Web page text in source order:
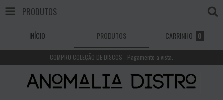
PRODUTOS
INÍCIO PRODUTOS CARRINHO 0
COMPRO COLEÇÃO DE DISCOS - Pagamento a vista.